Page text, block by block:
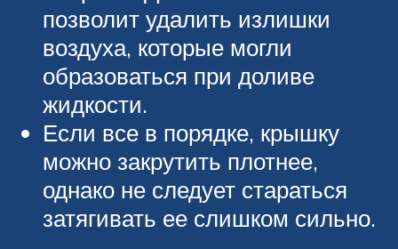
позволит удалить излишки
воздуха, которые могли
образоваться при доливе
жидкости.
Если все в порядке, крышку
можно закрутить плотнее,
однако не следует стараться
затягивать ее слишком сильно.